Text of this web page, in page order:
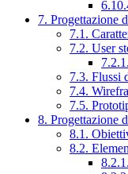
7. Progettazione
7.1.
7.2. User
7.3. Flussi
7.4.
7.5.
8. Progettazione
8.1.
8.2.